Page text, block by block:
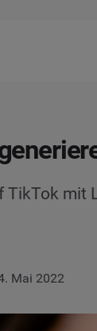
TikTok mit
Mai 2022